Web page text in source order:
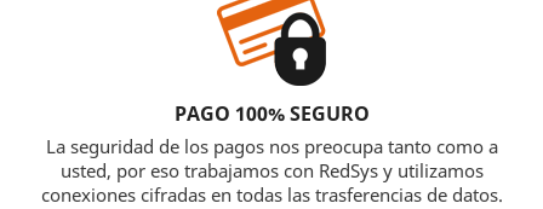
PAGO 100% SEGURO
La seguridad de los pagos nos preocupa tanto como a
usted, por eso trabajamos con RedSys y utilizamos
conexiones cifradas en todas las trasferencias de datos.